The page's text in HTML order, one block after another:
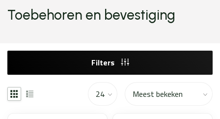
Toebehoren en bevestiging
Filters